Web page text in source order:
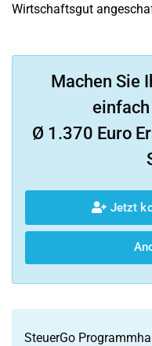
Wirtschaftsgut
Machen Sie
Ø 1.370 Euro
Jetzt
SteuerGo